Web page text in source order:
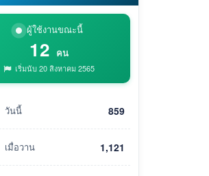
ผู้ใช้งานขณะนี้
12 คน
เริ่มนับ 20 สิงหาคม 2565
วันนี้ 859
เมื่อวาน 1,121